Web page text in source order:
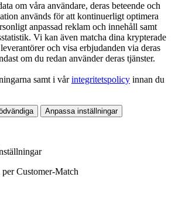
om våra användare, deras beteende och
används för att kontinuerligt optimera
anpassad reklam och innehåll samt
Vi kan även matcha dina krypterade
och visa erbjudanden via deras
om du redan använder deras tjänster.
samt i vårintegritetspolicy innan du
Anpassa inställningar
Customer-Match